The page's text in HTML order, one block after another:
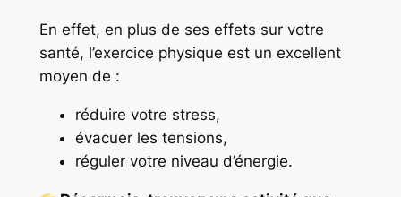
En effet, en plus de ses effets sur votre
santé, l’exercice physique est un excellent
moyen de :
réduire votre stress,
évacuer les tensions,
réguler votre niveau d’énergie.